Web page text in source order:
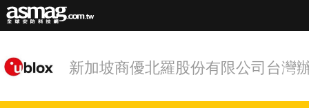
新加坡商優北羅股份有限公司台灣